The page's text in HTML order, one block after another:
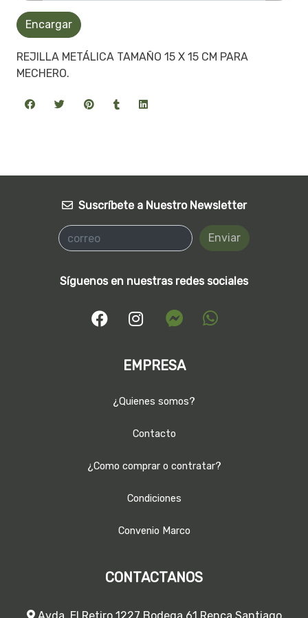
Encargar
REJILLA METÁLICA TAMAÑO 15 X 15 CM PARA
MECHERO.
Suscríbete a Nuestro Newsletter
Enviar
Síguenos en nuestras redes sociales
EMPRESA
¿Quienes somos?
Contacto
¿Como comprar o contratar?
Condiciones
Convenio Marco
CONTACTANOS